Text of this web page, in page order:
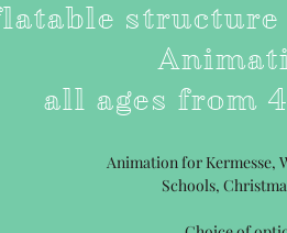
structure
all ages from
Animation for Kermesse,
Schools,